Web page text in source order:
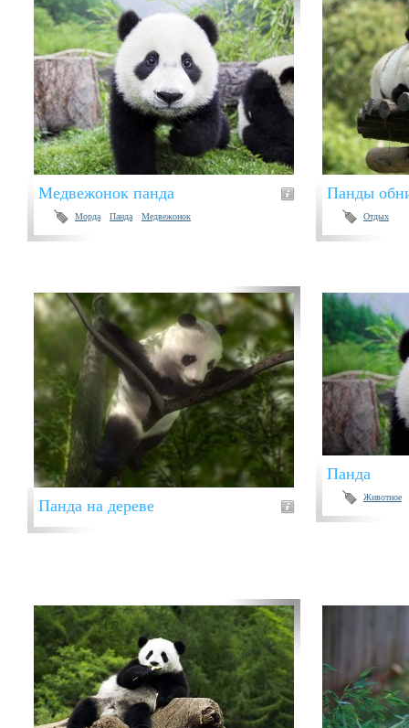
Медвежонок панда
Морда Панда Медвежонок
Панды
Отдых
Панда на дереве
Панда
Животное